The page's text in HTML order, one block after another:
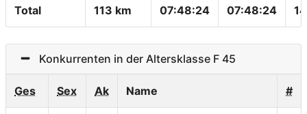
Total 113 km 07:48:24 07:48:24
Konkurrenten in der Altersklasse F 45
Ges Sex Ak Name #